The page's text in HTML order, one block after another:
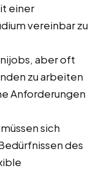
einer
vereinbar zu
aber oft
zu arbeiten
Anforderungen
sich
des